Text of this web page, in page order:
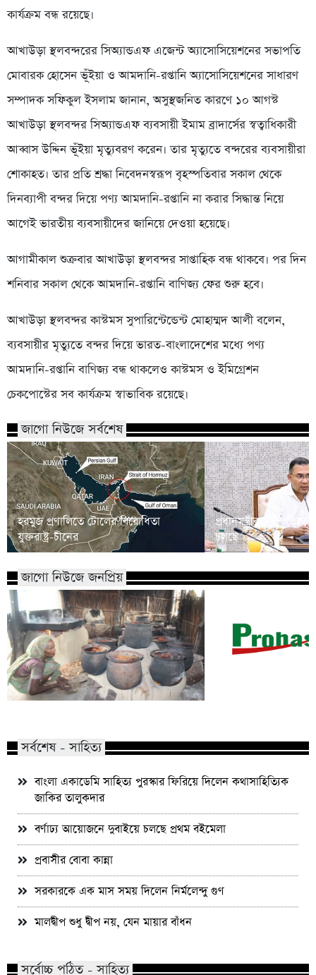
কার্যক্রম বন্ধ রয়েছে।
আখাউড়া স্থলবন্দরের সিঅ্যান্ডএফ এজেন্ট অ্যাসোসিয়েশনের সভাপতি
মোবারক হোসেন ভূঁইয়া ও আমদানি-রপ্তানি অ্যাসোসিয়েশনের সাধারণ
সম্পাদক সফিকুল ইসলাম জানান, অসুস্থজনিত কারণে ১০ আগস্ট
আখাউড়া স্থলবন্দর সিঅ্যান্ডএফ ব্যবসায়ী ইমাম ব্রাদার্সের স্বত্বাধিকারী
আব্বাস উদ্দিন ভূঁইয়া মৃত্যুবরণ করেন। তার মৃত্যুতে বন্দরের ব্যবসায়ীরা
শোকাহত। তার প্রতি শ্রদ্ধা নিবেদনস্বরূপ বৃহস্পতিবার সকাল থেকে
দিনব্যাপী বন্দর দিয়ে পণ্য আমদানি-রপ্তানি না করার সিদ্ধান্ত নিয়ে
আগেই ভারতীয় ব্যবসায়ীদের জানিয়ে দেওয়া হয়েছে।
আগামীকাল শুক্রবার আখাউড়া স্থলবন্দর সাপ্তাহিক বন্ধ থাকবে। পর দিন
শনিবার সকাল থেকে আমদানি-রপ্তানি বাণিজ্য ফের শুরু হবে।
আখাউড়া স্থলবন্দর কাস্টমস সুপারিন্টেন্ডেন্ট মোহাম্মদ আলী বলেন,
ব্যবসায়ীর মৃত্যুতে বন্দর দিয়ে ভারত-বাংলাদেশের মধ্যে পণ্য
আমদানি-রপ্তানি বাণিজ্য বন্ধ থাকলেও কাস্টমস ও ইমিগ্রেশন
চেকপোস্টের সব কার্যক্রম স্বাভাবিক রয়েছে।
জাগো নিউজে সর্বশেষ
হরমুজ প্রণালিতে টোলের বিরোধিতা
যুক্তরাষ্ট্র-চীনের
প্রধানমন্ত্রীর
চলছে
জাগো নিউজে জনপ্রিয়
সর্বশেষ - সাহিত্য
বাংলা একাডেমি সাহিত্য পুরস্কার ফিরিয়ে দিলেন কথাসাহিত্যিক
জাকির তালুকদার
বর্ণাঢ্য আয়োজনে দুবাইয়ে চলছে প্রথম বইমেলা
প্রবাসীর বোবা কান্না
সরকারকে এক মাস সময় দিলেন নির্মলেন্দু গুণ
মালদ্বীপ শুধু দ্বীপ নয়, যেন মায়ার বাঁধন
সর্বোচ্চ পঠিত - সাহিত্য